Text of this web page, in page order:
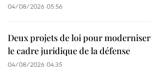
04/08/2026 05:56
Deux projets de loi pour moderniser
le cadre juridique de la défense
04/08/2026 04:35